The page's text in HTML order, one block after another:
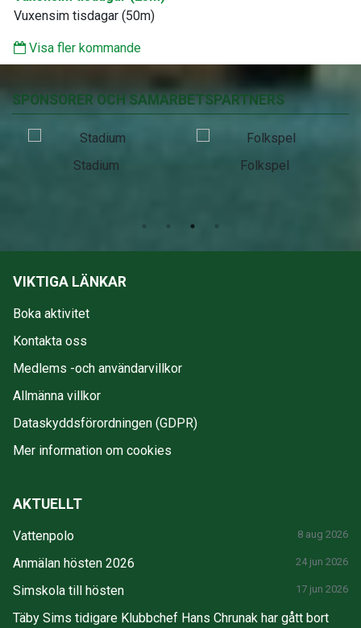
Vuxensim tisdagar (50m)
Visa fler kommande
SPONSORER OCH SAMARBETSPARTNERS
Stadium Folkspel
VIKTIGA LÄNKAR
Boka aktivitet
Kontakta oss
Medlems -och användarvillkor
Allmänna villkor
Dataskyddsförordningen (GDPR)
Mer information om cookies
AKTUELLT
Vattenpolo 8 aug 2026
Anmälan hösten 2026 24 jun 2026
Simskola till hösten 17 jun 2026
Täby Sims tidigare Klubbchef Hans Chrunak har gått bort